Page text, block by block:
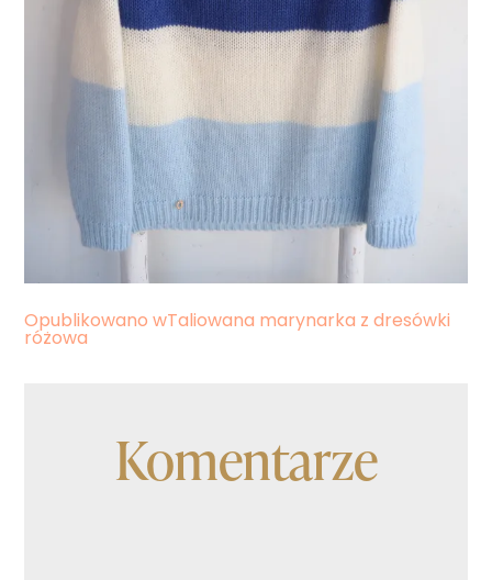
Nawigacja
Opublikowano wTaliowana marynarka z dresówki
różowa
Komentarze